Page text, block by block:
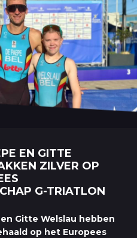
EN GITTE
ZILVER OP
G-TRIATLON
Gitte Welslau hebben
op het Europees